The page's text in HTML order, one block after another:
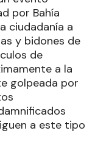
por Bahía
ciudadanía a
y bidones de
de
a la
golpeada por
a este tipo